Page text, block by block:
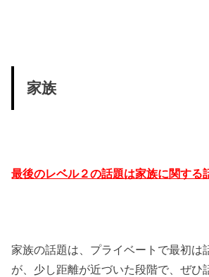
家族
最後のレベル２の話題は家族に関する
家族の話題は、プライベートで最初は
が、少し距離が近づいた段階で、ぜひ